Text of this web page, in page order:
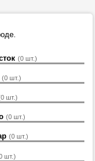
(0 шт.)
(0 шт.)
шт.)
(0 шт.)
(0 шт.)
шт.)